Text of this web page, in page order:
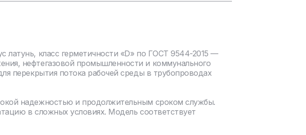
класс герметичности «D» по ГОСТ 9544-2015 —
нефтегазовой промышленности и коммунального
перекрытия потока рабочей среды в трубопроводах
надежностью и продолжительным сроком службы.
в сложных условиях. Модель соответствует